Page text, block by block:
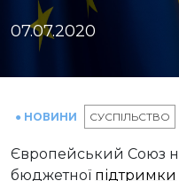
07.07.2020
● НОВИНИ СУСПІЛЬСТВО
Європейський Союз
бюджетної підтримки